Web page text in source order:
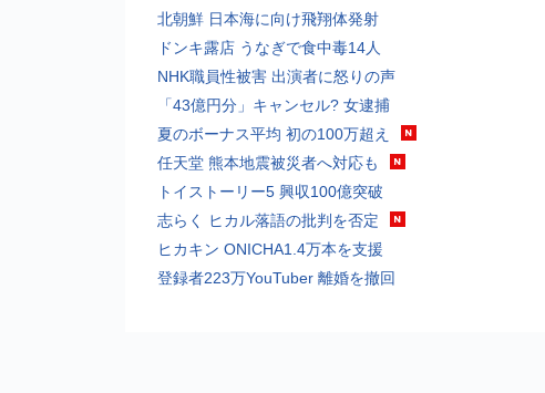
北朝鮮 日本海に向け飛翔体発射
ドンキ露店 うなぎで食中毒14人
NHK職員性被害 出演者に怒りの声
「43億円分」キャンセル? 女逮捕
夏のボーナス平均 初の100万超え
任天堂 熊本地震被災者へ対応も
トイストーリー5 興収100億突破
志らく ヒカル落語の批判を否定
ヒカキン ONICHA1.4万本を支援
登録者223万YouTuber 離婚を撤回